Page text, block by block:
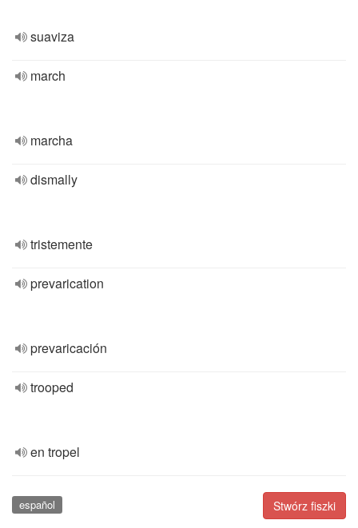
suaviza
march
marcha
dismally
tristemente
prevarication
prevaricación
trooped
en tropel
Stwórz fiszki
español